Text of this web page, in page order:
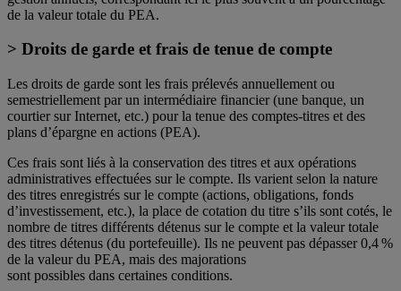
de la valeur totale du PEA.
> Droits de garde et frais de tenue de compte
Les droits de garde sont les frais prélevés annuellement ou
semestriellement par un intermédiaire financier (une banque, un
courtier sur Internet, etc.) pour la tenue des comptes-titres et des
plans d’épargne en actions (PEA).
Ces frais sont liés à la conservation des titres et aux opérations
administratives effectuées sur le compte. Ils varient selon la nature
des titres enregistrés sur le compte (actions, obligations, fonds
d’investissement, etc.), la place de cotation du titre s’ils sont cotés, le
nombre de titres différents détenus sur le compte et la valeur totale
des titres détenus (du portefeuille). Ils ne peuvent pas dépasser 0,4 %
de la valeur du PEA, mais des majorations
sont possibles dans certaines conditions.